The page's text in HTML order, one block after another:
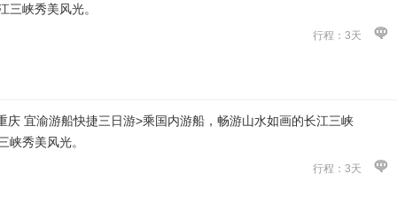
三峡秀美风光。
行程：3天
庆 宜渝游船快捷三日游>乘国内游船，畅游山水如画的长江三峡
峡秀美风光。
行程：3天